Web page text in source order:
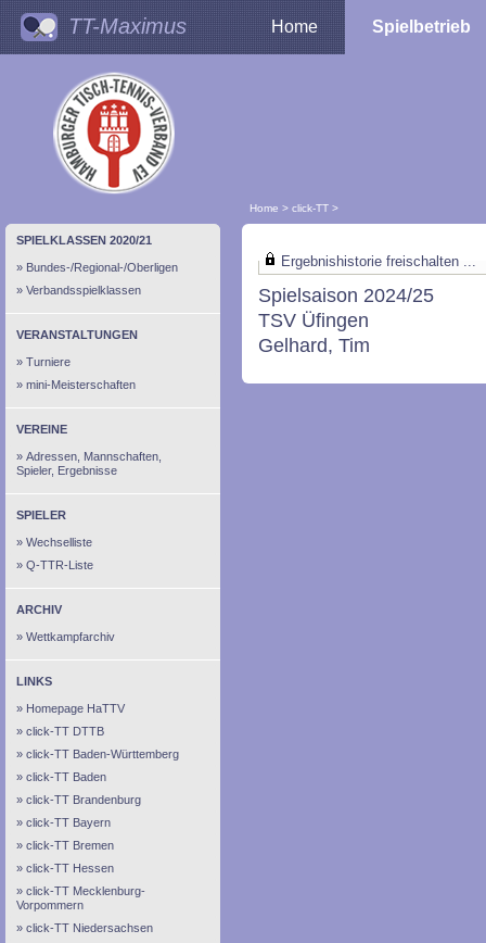
TT-Maximus Home Spielbetrieb
Home > click-TT >
SPIELKLASSEN 2020/21
Bundes-/Regional-/Oberligen
Verbandsspielklassen
VERANSTALTUNGEN
Turniere
mini-Meisterschaften
VEREINE
Adressen, Mannschaften,
Spieler, Ergebnisse
SPIELER
Wechselliste
Q-TTR-Liste
ARCHIV
Wettkampfarchiv
LINKS
Homepage HaTTV
click-TT DTTB
click-TT Baden-Württemberg
click-TT Baden
click-TT Brandenburg
click-TT Bayern
click-TT Bremen
click-TT Hessen
click-TT Mecklenburg-
Vorpommern
click-TT Niedersachsen
Ergebnishistorie freischalten ...
Spielsaison 2024/25
TSV Üfingen
Gelhard, Tim